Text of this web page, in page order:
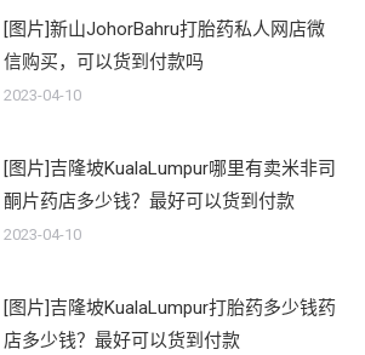
[图片]新山JohorBahru打胎药私人网店微
信购买，可以货到付款吗
2023-04-10
[图片]吉隆坡KualaLumpur哪里有卖米非司
酮片药店多少钱？最好可以货到付款
2023-04-10
[图片]吉隆坡KualaLumpur打胎药多少钱药
店多少钱？最好可以货到付款